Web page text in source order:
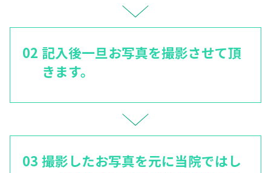
記入後一旦お写真を撮影させて頂
きます。
撮影したお写真を元に当院ではし